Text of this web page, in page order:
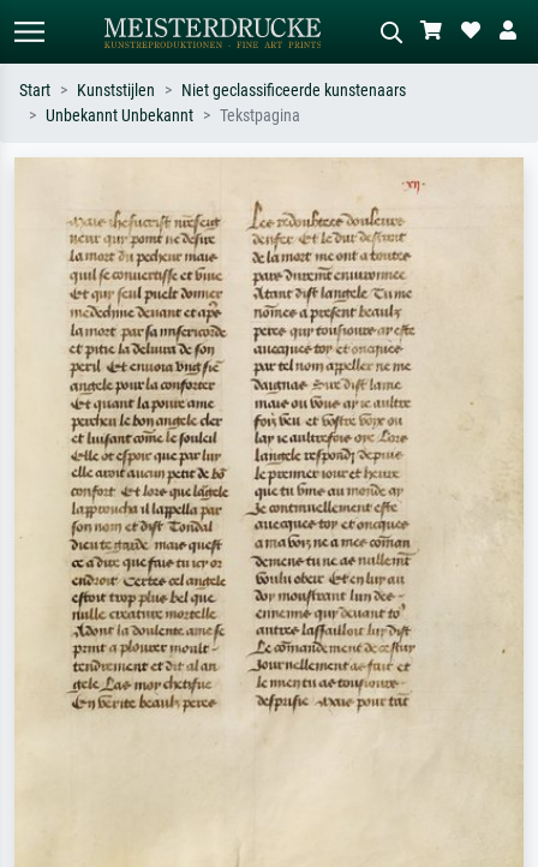
Monet, Sterrennacht, impressionisme,
Hokusai-golf, naakt.
Beschrijf de scène – bijv. groene
weide, abstract met veel rood, donker
olieverfschilderij, staand naakt naast
een boom.
Start Kunststijlen
Niet geclassificeerde kunstenaars
Unbekannt Unbekannt
Tekstpagina